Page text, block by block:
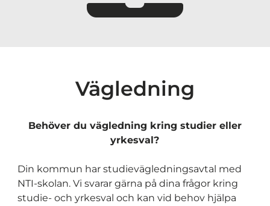
Vägledning
Behöver du vägledning kring studier eller
yrkesval?
Din kommun har studievägledningsavtal med
NTI-skolan. Vi svarar gärna på dina frågor kring
studie- och yrkesval och kan vid behov hjälpa